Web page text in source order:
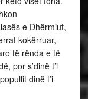
e Dhërmiut,
kokërruar,
të rënda e të
por s’dinë t’i
dinë t’i